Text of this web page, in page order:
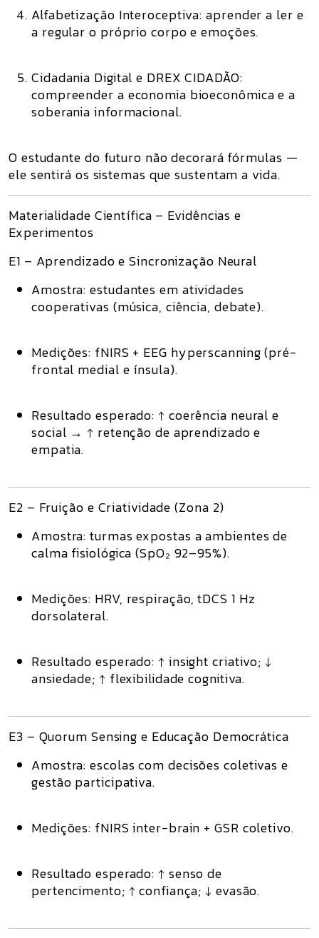
Alfabetização Interoceptiva: aprender a ler e
a regular o próprio corpo e emoções.
Cidadania Digital e DREX CIDADÃO:
compreender a economia bioeconômica e a
soberania informacional.
O estudante do futuro não decorará fórmulas —
ele sentirá os sistemas que sustentam a vida.
Materialidade Científica – Evidências e
Experimentos
E1 – Aprendizado e Sincronização Neural
Amostra: estudantes em atividades
cooperativas (música, ciência, debate).
Medições: fNIRS + EEG hyperscanning (pré-
frontal medial e ínsula).
Resultado esperado: ↑ coerência neural e
social → ↑ retenção de aprendizado e
empatia.
E2 – Fruição e Criatividade (Zona 2)
Amostra: turmas expostas a ambientes de
calma fisiológica (SpO₂ 92–95%).
Medições: HRV, respiração, tDCS 1 Hz
dorsolateral.
Resultado esperado: ↑ insight criativo; ↓
ansiedade; ↑ flexibilidade cognitiva.
E3 – Quorum Sensing e Educação Democrática
Amostra: escolas com decisões coletivas e
gestão participativa.
Medições: fNIRS inter-brain + GSR coletivo.
Resultado esperado: ↑ senso de
pertencimento; ↑ confiança; ↓ evasão.